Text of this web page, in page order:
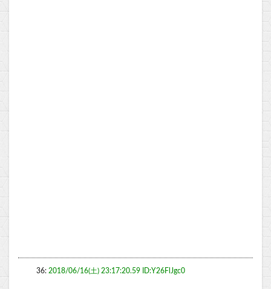
36: 2018/06/16(土) 23:17:20.59 ID:Y26FlJgc0